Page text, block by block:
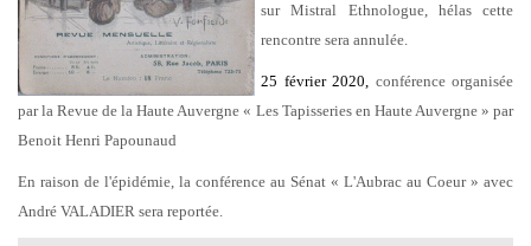
sur Mistral Ethnologue, hélas cette
rencontre sera annulée.
25 février 2020,
conférence organisée
par la Revue de la Haute Auvergne « Les Tapisseries en Haute Auvergne » par
Benoit Henri Papounaud
En raison de l'épidémie, la conférence au Sénat « L'Aubrac au Coeur » avec
André VALADIER sera reportée.